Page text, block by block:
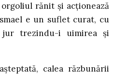
rănit și acționează
e un suflet curat, cu
trezindu-i uimirea și
calea răzbunării